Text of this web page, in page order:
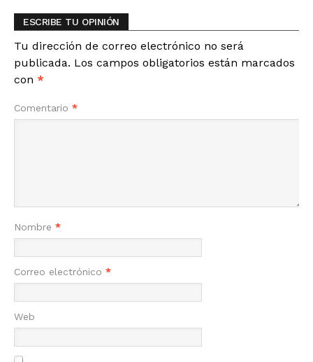
ESCRIBE TU OPINIÓN
Tu dirección de correo electrónico no será
publicada. Los campos obligatorios están marcados
con *
Comentario *
Nombre *
Correo electrónico *
Web